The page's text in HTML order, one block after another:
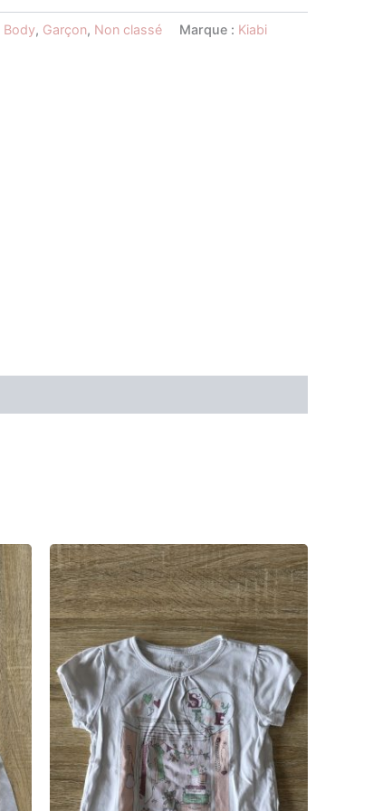
Body, Garçon, Non classé Marque : Kiabi